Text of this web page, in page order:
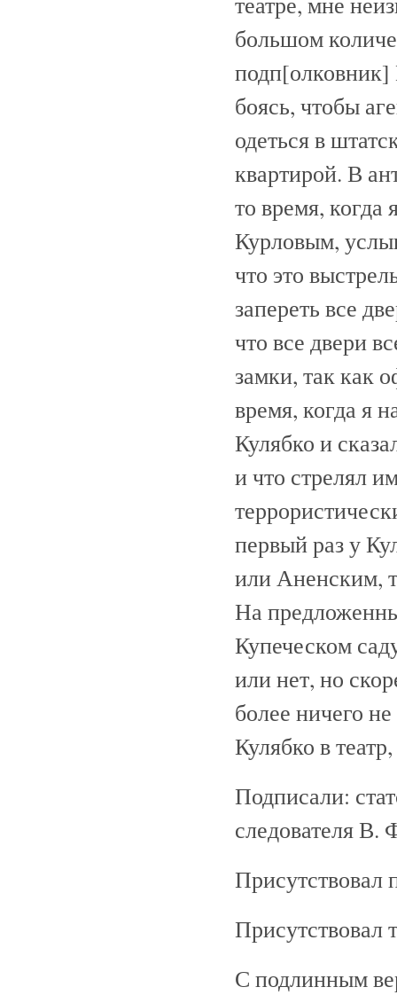
большом
подп[олковник]
боясь, чтобы
одеться в
квартирой. В
то время, когда
Курловым,
что это
запереть все
что все двери
замки, так как
время, когда я
Кулябко и
и что стрелял
первый раз у
или Аненским,
На
Купеческом
или нет, но
более ничего
Кулябко в
Подписали:
следователя В.
Присутствовал
Присутствовал
С подлинным